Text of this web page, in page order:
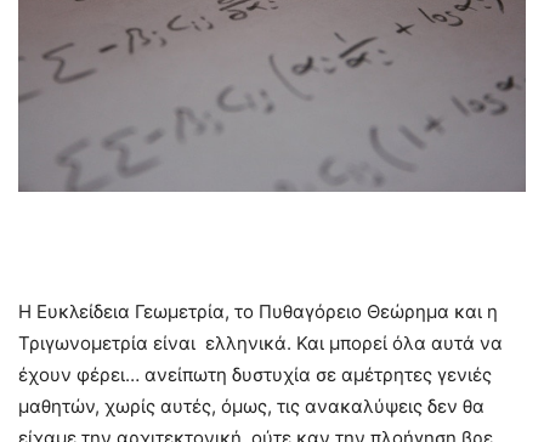
Η Ευκλείδεια Γεωμετρία, το Πυθαγόρειο Θεώρημα και η
Τριγωνομετρία είναι ελληνικά. Και μπορεί όλα αυτά να
έχουν φέρει… ανείπωτη δυστυχία σε αμέτρητες γενιές
μαθητών, χωρίς αυτές, όμως, τις ανακαλύψεις δεν θα
είχαμε την αρχιτεκτονική, ούτε καν την πλοήγηση βρε